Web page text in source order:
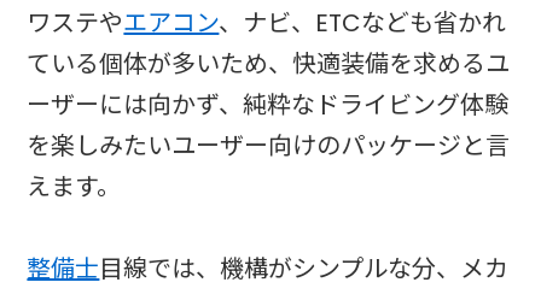
ワステやエアコン、ナビ、ETCなども省かれ
ている個体が多いため、快適装備を求めるユ
ーザーには向かず、純粋なドライビング体験
を楽しみたいユーザー向けのパッケージと言
えます。
整備士目線では、機構がシンプルな分、メカ